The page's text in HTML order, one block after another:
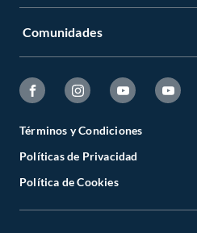
Comunidades
Términos y Condiciones
Políticas de Privacidad
Política de Cookies